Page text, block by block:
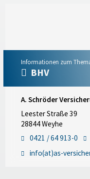
Informationen zum
BHV
A. Schröder
Leester Straße 39
28844 Weyhe
0421 / 64 913-0
info(at)as-